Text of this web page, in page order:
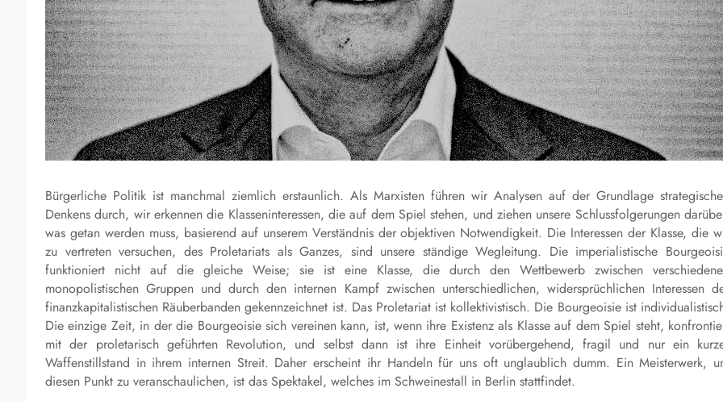
Bürgerliche Politik ist manchmal ziemlich erstaunlich. Als Marxisten führen wir Analysen auf der Grundlage
Denkens durch, wir erkennen die Klasseninteressen, die auf dem Spiel stehen, und ziehen unsere Schlussfolgerungen
was getan werden muss, basierend auf unserem Verständnis der objektiven Notwendigkeit. Die Interessen der Klasse, die
zu vertreten versuchen, des Proletariats als Ganzes, sind unsere ständige Wegleitung. Die imperialistische
funktioniert nicht auf die gleiche Weise; sie ist eine Klasse, die durch den Wettbewerb zwischen
monopolistischen Gruppen und durch den internen Kampf zwischen unterschiedlichen, widersprüchlichen Interessen
finanzkapitalistischen Räuberbanden gekennzeichnet ist. Das Proletariat ist kollektivistisch. Die Bourgeoisie ist
Die einzige Zeit, in der die Bourgeoisie sich vereinen kann, ist, wenn ihre Existenz als Klasse auf dem Spiel steht,
mit der proletarisch geführten Revolution, und selbst dann ist ihre Einheit vorübergehend, fragil und nur ein
Waffenstillstand in ihrem internen Streit. Daher erscheint ihr Handeln für uns oft unglaublich dumm. Ein Meisterwerk,
diesen Punkt zu veranschaulichen, ist das Spektakel, welches im Schweinestall in Berlin stattfindet.